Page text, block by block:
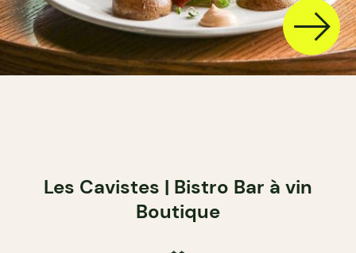
Les Cavistes | Bistro Bar à vin
Boutique